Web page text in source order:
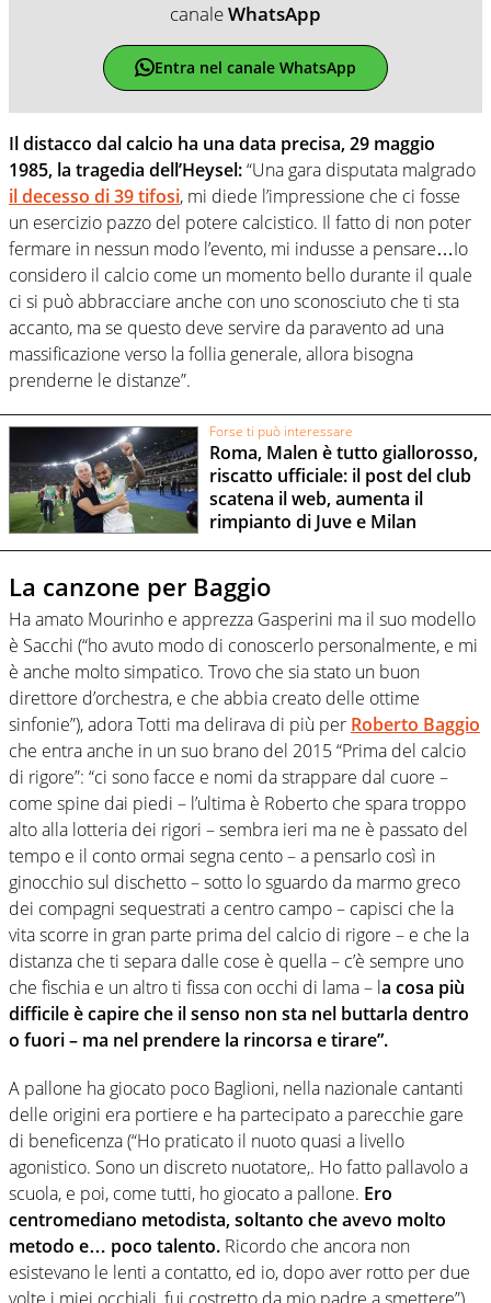
canaleWhatsApp
Entra nel canale WhatsApp
Il distacco dal calcio ha una data precisa, 29 maggio
1985, la tragedia dell’Heysel:“Una gara disputata malgrado
il decesso di 39 tifosi, mi diede l’impressione che ci fosse
un esercizio pazzo del potere calcistico. Il fatto di non poter
fermare in nessun modo l’evento, mi indusse a pensare…Io
considero il calcio come un momento bello durante il quale
ci si può abbracciare anche con uno sconosciuto che ti sta
accanto, ma se questo deve servire da paravento ad una
massificazione verso la follia generale, allora bisogna
prenderne le distanze”.
Forse ti può interessare
Roma, Malen è tutto giallorosso,
riscatto ufficiale: il post del club
scatena il web, aumenta il
rimpianto di Juve e Milan
La canzone per Baggio
Ha amato Mourinho e apprezza Gasperini ma il suo modello
è Sacchi (“ho avuto modo di conoscerlo personalmente, e mi
è anche molto simpatico. Trovo che sia stato un buon
direttore d’orchestra, e che abbia creato delle ottime
sinfonie”), adora Totti ma delirava di più per Roberto Baggio
che entra anche in un suo brano del 2015 “Prima del calcio
di rigore”: “ci sono facce e nomi da strappare dal cuore –
come spine dai piedi – l’ultima è Roberto che spara troppo
alto alla lotteria dei rigori – sembra ieri ma ne è passato del
tempo e il conto ormai segna cento – a pensarlo così in
ginocchio sul dischetto – sotto lo sguardo da marmo greco
dei compagni sequestrati a centro campo – capisci che la
vita scorre in gran parte prima del calcio di rigore – e che la
distanza che ti separa dalle cose è quella – c’è sempre uno
che fischia e un altro ti fissa con occhi di lama – la cosa più
difficile è capire che il senso non sta nel buttarla dentro
o fuori – ma nel prendere la rincorsa e tirare”.
A pallone ha giocato poco Baglioni, nella nazionale cantanti
delle origini era portiere e ha partecipato a parecchie gare
di beneficenza (“Ho praticato il nuoto quasi a livello
agonistico. Sono un discreto nuotatore,. Ho fatto pallavolo a
scuola, e poi, come tutti, ho giocato a pallone. Ero
centromediano metodista, soltanto che avevo molto
metodo e… poco talento. Ricordo che ancora non
esistevano le lenti a contatto, ed io, dopo aver rotto per due